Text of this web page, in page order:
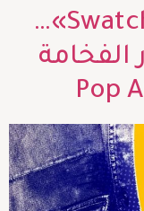
Piguet وSwatch «Royal Pop»…